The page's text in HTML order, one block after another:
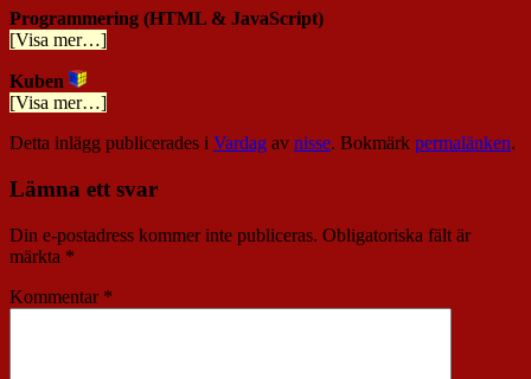
Programmering (HTML & JavaScript)
[Visa mer…]
Kuben
[Visa mer…]
Detta inlägg publicerades i Vardag av nisse. Bokmärk permalänken.
Lämna ett svar
Din e-postadress kommer inte publiceras. Obligatoriska fält är
märkta *
Kommentar *